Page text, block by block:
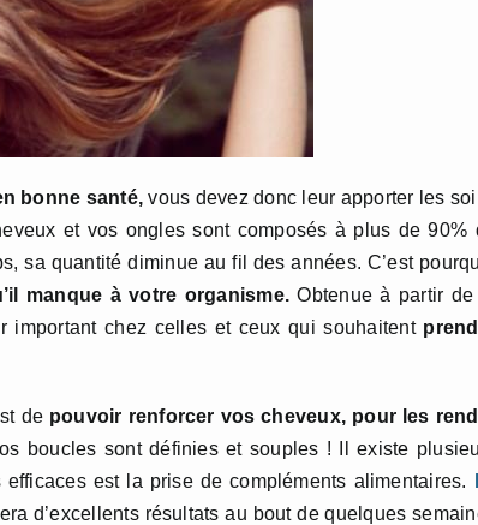
bonne santé, vous devez donc leur apporter les
et vos ongles sont composés à plus de 90%
sa quantité diminue au fil des années. C’est
manque à votre organisme. Obtenue à partir de
important chez celles et ceux qui souhaitent
de pouvoir renforcer vos cheveux, pour les
boucles sont définies et souples ! Il existe
est la prise de compléments alimentaires.
d’excellents résultats au bout de quelques